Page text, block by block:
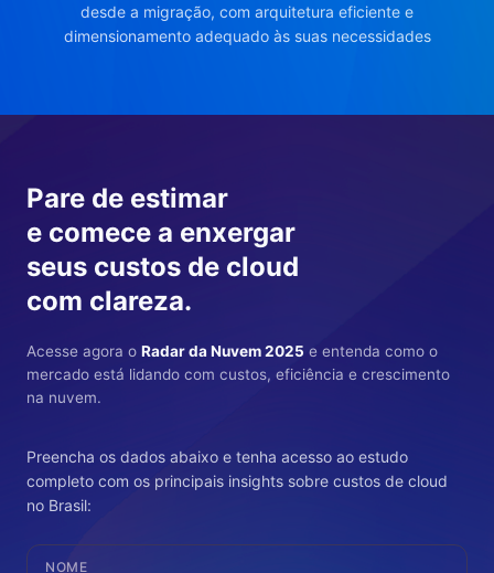
desde a migração, com arquitetura eficiente e
dimensionamento adequado às suas necessidades
Pare de estimar
e comece a enxergar
seus custos de cloud
com clareza.
Acesse agora o Radar da Nuvem 2025 e entenda como o
mercado está lidando com custos, eficiência e crescimento
na nuvem.
Preencha os dados abaixo e tenha acesso ao estudo
completo com os principais insights sobre custos de cloud
no Brasil: